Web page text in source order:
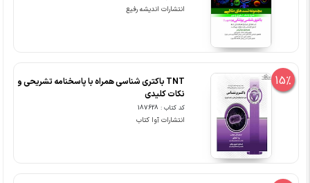
انتشارات اندیشه رفیع
15%
TNT باکتری شناسی همراه با پاسخنامه تشریحی و
نکات کلیدی
کد کتاب : 187628
انتشارات آوا کتاب